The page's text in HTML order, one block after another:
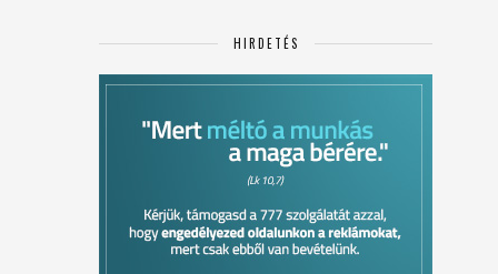
HIRDETÉS